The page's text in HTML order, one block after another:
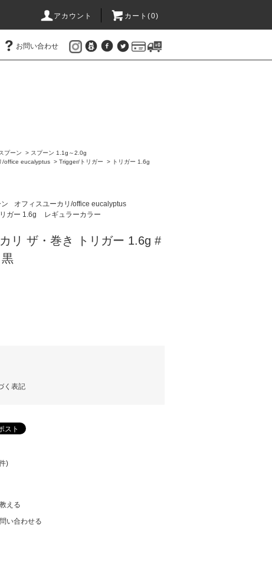
アカウント カート(0)
お問い合わせ
プーン > スプーン 1.1g～2.0g
/office eucalyptus > Trigger/トリガー > トリガー 1.6g
オフィスユーカリ/office eucalyptus
リガー 1.6g レギュラーカラー
リ ザ・巻き トリガー 1.6g #
く表記
)
える
い合わせる